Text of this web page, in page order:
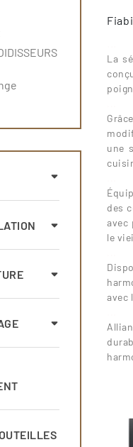
La
une
des
avec
le
avec